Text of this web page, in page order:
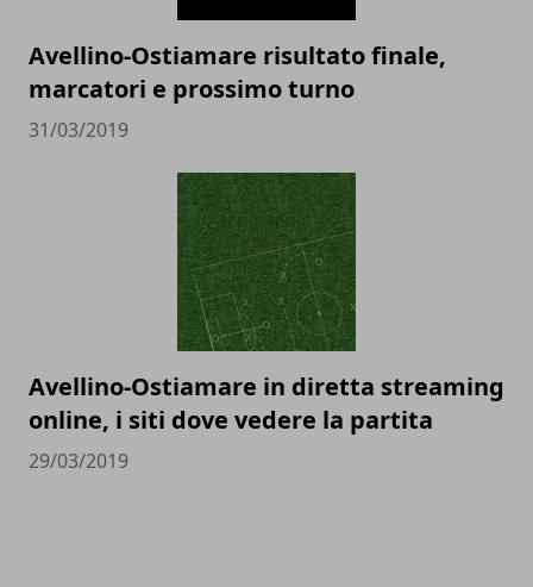
Avellino-Ostiamare risultato finale,
marcatori e prossimo turno
31/03/2019
Avellino-Ostiamare in diretta streaming
online, i siti dove vedere la partita
29/03/2019